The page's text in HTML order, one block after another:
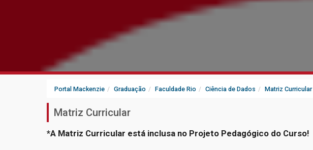
Portal Mackenzie Graduação Faculdade Rio Ciência de Dados Matriz Curricular
Matriz Curricular
*A Matriz Curricular está inclusa no Projeto Pedagógico do Curso!